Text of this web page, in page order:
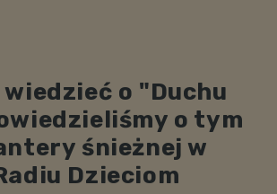
o "Duchu
o tym
śnieżnej w
Dzieciom